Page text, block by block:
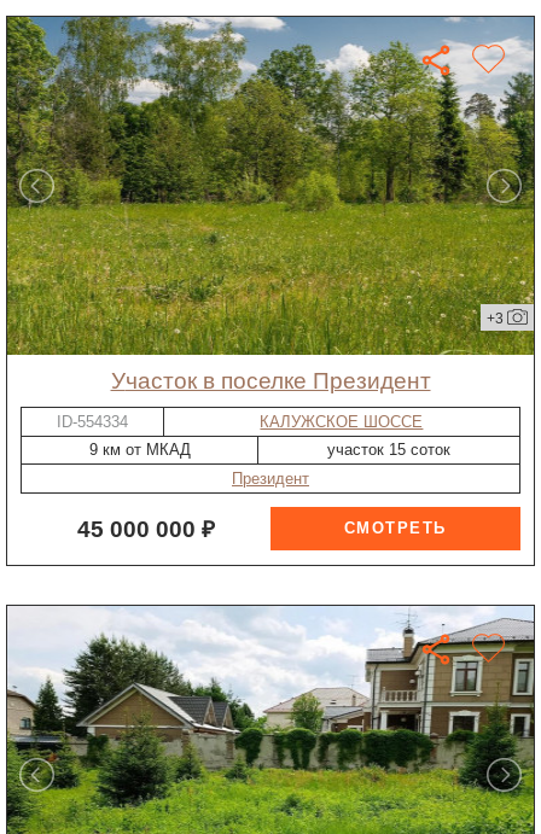
+3
участок в поселке Президент
ID-554334
КАЛУЖСКОЕ ШОССЕ
9 км от МКАД
участок 15 соток
Президент
45 000 000 ₽